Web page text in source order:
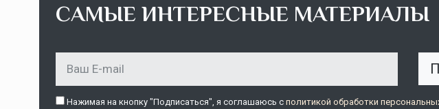
САМЫЕ ИНТЕРЕСНЫЕ МАТЕРИАЛЫ
Нажимая на кнопку "Подписаться", я соглашаюсь c политикой обработки
Тамбов — под страховой защитой
сельскохозяйственный регион с историческими
традициями выращивания агрокультур, но и зона
рискованного земледелия. Временно исполняющая
ОСАГО
рынка в
областях